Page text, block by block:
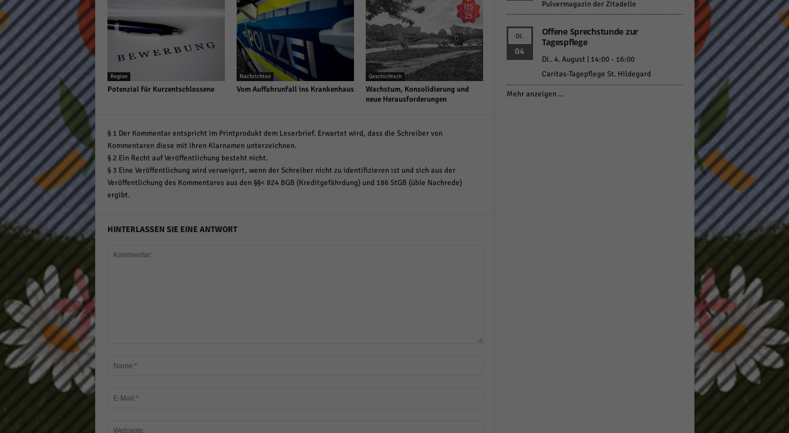
Region
Potenzial für Kurzentschlossene
Nachrichten
Vom Auffahrunfall ins Krankenhaus
Geschichte/n
Wachstum, Konsolidierung und
neue Herausforderungen
§ 1 Der Kommentar entspricht im Printprodukt dem Leserbrief. Erwartet wird, dass die Schreiber von
Kommentaren diese mit ihren Klarnamen unterzeichnen.
§ 2 Ein Recht auf Veröffentlichung besteht nicht.
§ 3 Eine Veröffentlichung wird verweigert, wenn der Schreiber nicht zu identifizieren ist und sich aus der
Veröffentlichung des Kommentares aus den §§< 824 BGB (Kreditgefährdung) und 186 StGB (üble Nachrede)
ergibt.
HINTERLASSEN SIE EINE ANTWORT
Pulvermagazin der Zitadelle
DI.
04
Offene Sprechstunde zur
Tagespflege
Di.. 4. August | 14:00- 16:00
Caritas-Tagepflege St. Hildegard
Mehr anzeigen …